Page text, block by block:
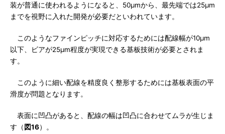
装が普通に使われるようになると、50μmから、最先端では25μm
までを視野に入れた開発が必要だといわれています。
このようなファインピッチに対応するためには配線幅が10μm
以下、ビアが25μm程度が実現できる基板技術が必要とされま
す。
このように細い配線を精度良く整形するためには基板表面の平
滑度が問題となります。
表面に凹凸があると、配線の幅は凹凸に合わせてムラが生じま
す（ 図16）。